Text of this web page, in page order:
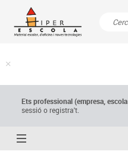
Ets professional (empresa,escola
sessió o registra't.